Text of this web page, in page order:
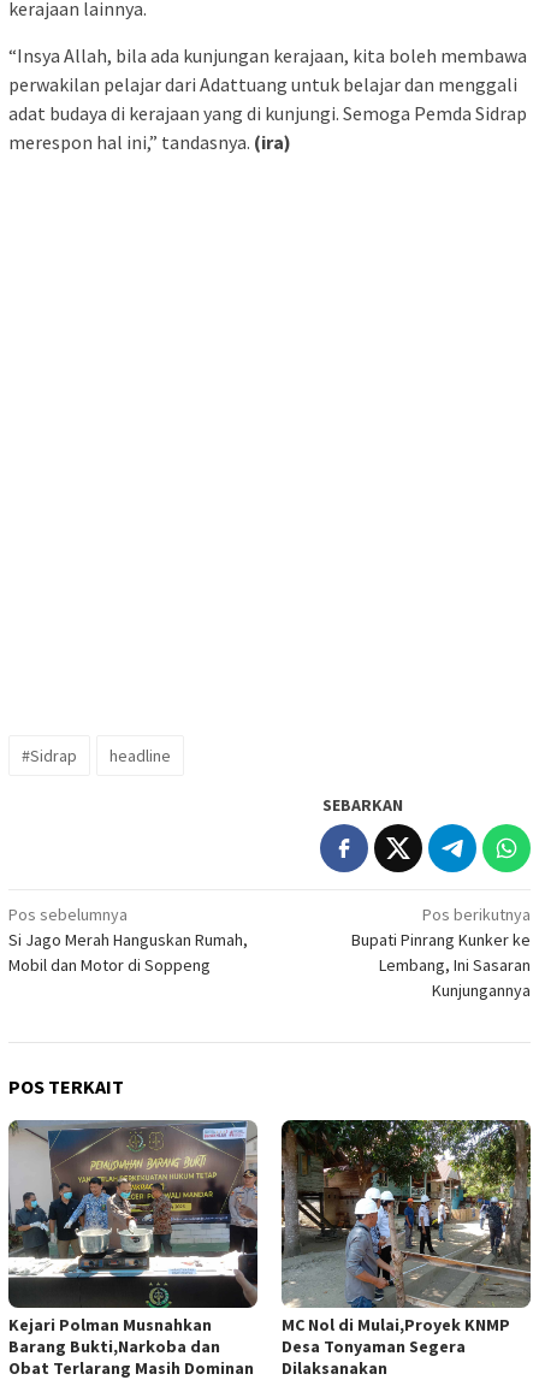
kerajaan lainnya.
“Insya Allah, bila ada kunjungan kerajaan, kita boleh membawa
perwakilan pelajar dari Adattuang untuk belajar dan menggali
adat budaya di kerajaan yang di kunjungi. Semoga Pemda Sidrap
merespon hal ini,” tandasnya. (ira)
#Sidrap headline
SEBARKAN
Navigasi
pos
Pos sebelumnya
Si Jago Merah Hanguskan Rumah,
Mobil dan Motor di Soppeng
Pos berikutnya
Bupati Pinrang Kunker ke
Lembang, Ini Sasaran
Kunjungannya
POS TERKAIT
Kejari Polman Musnahkan
Barang Bukti,Narkoba dan
Obat Terlarang Masih Dominan
MC Nol di Mulai,Proyek KNMP
Desa Tonyaman Segera
Dilaksanakan